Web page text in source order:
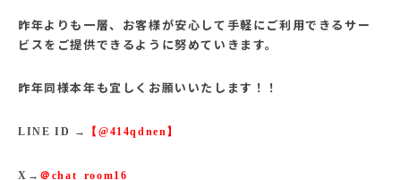
昨年よりも一層、お客様が安心して手軽にご利用できるサー
ビスをご提供できるように努めていきます。
昨年同様本年も宜しくお願いいたします！！
LINE ID → 【@414qdnen】
X → ＠chat_room16